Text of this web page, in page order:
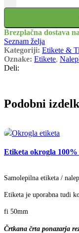
Brezplačna dostava
Seznam želja
Kategoriji: Etikete &
Oznake: Etikete,
Deli:
Podobni
Etiketa okrogla
Samolepilna etiketa /
Etiketa je uporabna tudi
fi 50mm
Črtkana črta ponazarja